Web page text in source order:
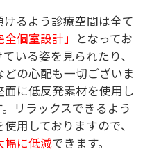
るよう診療空間は全て
全個室設計」
となってお
いる姿を見られたり、
の心配も一切ございま
に低反発素材を使用し
リラックスできるよう
用しておりますので、
幅に低減できます。